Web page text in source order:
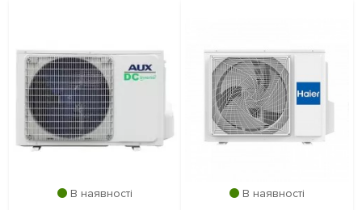
В наявності
В наявності